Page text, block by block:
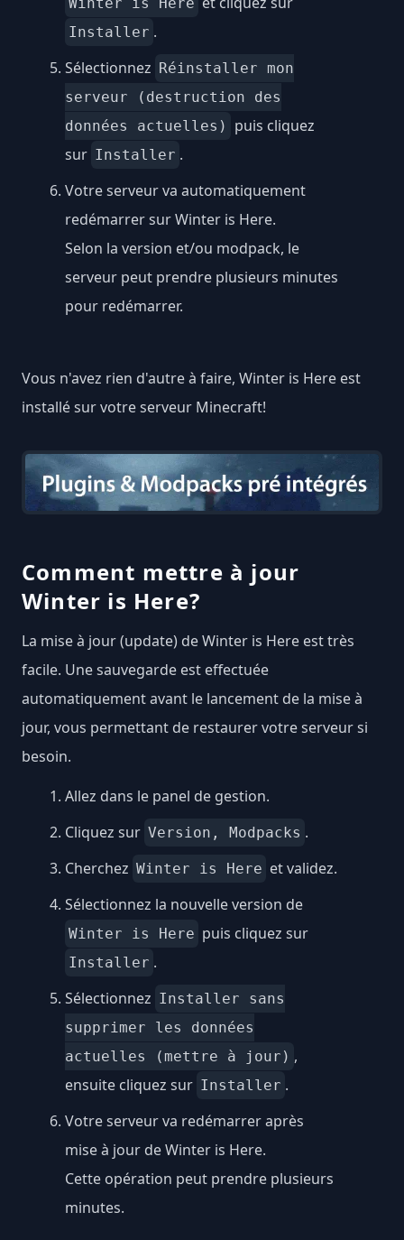
Installer .
Sélectionnez Réinstaller mon
serveur (destruction des
données actuelles)
puis cliquez
sur Installer .
Votre serveur va automatiquement
redémarrer sur Winter is Here.
Selon la version et/ou modpack, le
serveur peut prendre plusieurs minutes
pour redémarrer.
Vous n'avez rien d'autre à faire, Winter is Here est
installé sur votre serveur Minecraft!
Comment mettre à jour
Winter is Here?
La mise à jour (update) de Winter is Here est très
facile. Une sauvegarde est effectuée
automatiquement avant le lancement de la mise à
jour, vous permettant de restaurer votre serveur si
besoin.
Allez dans le panel de gestion.
Cliquez sur Version, Modpacks .
Cherchez Winter is Here et validez.
Sélectionnez la nouvelle version de
Winter is Here puis cliquez sur
Installer .
Sélectionnez Installer sans
supprimer les données
actuelles (mettre à jour) ,
ensuite cliquez sur Installer .
Votre serveur va redémarrer après
mise à jour de Winter is Here.
Cette opération peut prendre plusieurs
minutes.